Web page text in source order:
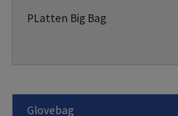
PLatten Big Bag
Glovebag